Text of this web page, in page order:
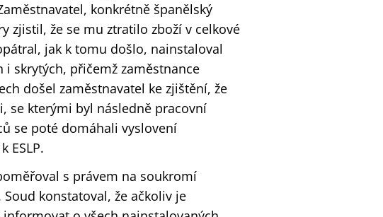
konkrétně španělský
zjistil, že se mu ztratilo zboží v celkové
jak k tomu došlo, nainstaloval
skrytých, přičemž zaměstnance
došel zaměstnavatel ke zjištění, že
se kterými byl následně pracovní
se poté domáhali vyslovení
ESLP.
s právem na soukromí
konstatoval, že ačkoliv je